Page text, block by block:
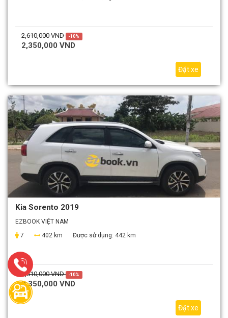
2,610,000 VND -10%
2,350,000 VND
Đặt xe
Kia Sorento 2019
EZBOOK VIỆT NAM
7
402 km Được sử dụng: 442 km
2,610,000 VND -10%
2,350,000 VND
Đặt xe